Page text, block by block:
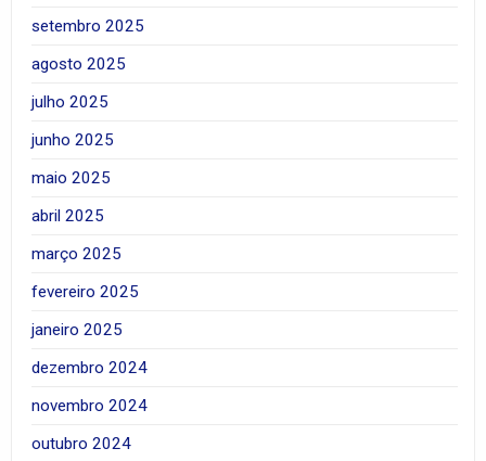
setembro 2025
agosto 2025
julho 2025
junho 2025
maio 2025
abril 2025
março 2025
fevereiro 2025
janeiro 2025
dezembro 2024
novembro 2024
outubro 2024